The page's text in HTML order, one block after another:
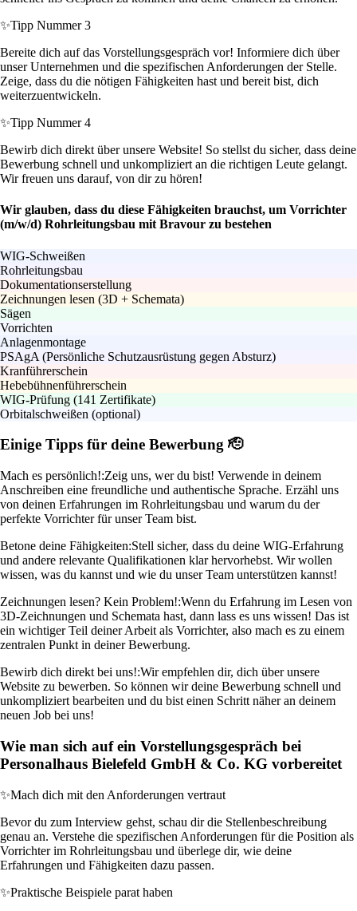
✨Tipp Nummer 3
Bereite dich auf das Vorstellungsgespräch vor! Informiere dich über
unser Unternehmen und die spezifischen Anforderungen der Stelle.
Zeige, dass du die nötigen Fähigkeiten hast und bereit bist, dich
weiterzuentwickeln.
✨Tipp Nummer 4
Bewirb dich direkt über unsere Website! So stellst du sicher, dass deine
Bewerbung schnell und unkompliziert an die richtigen Leute gelangt.
Wir freuen uns darauf, von dir zu hören!
Wir glauben, dass du diese Fähigkeiten brauchst, um Vorrichter
(m/w/d) Rohrleitungsbau mit Bravour zu bestehen
WIG-Schweißen
Rohrleitungsbau
Dokumentationserstellung
Zeichnungen lesen (3D + Schemata)
Sägen
Vorrichten
Anlagenmontage
PSAgA (Persönliche Schutzausrüstung gegen Absturz)
Kranführerschein
Hebebühnenführerschein
WIG-Prüfung (141 Zertifikate)
Orbitalschweißen (optional)
Einige Tipps für deine Bewerbung 🫡
Mach es persönlich!:Zeig uns, wer du bist! Verwende in deinem
Anschreiben eine freundliche und authentische Sprache. Erzähl uns
von deinen Erfahrungen im Rohrleitungsbau und warum du der
perfekte Vorrichter für unser Team bist.
Betone deine Fähigkeiten:Stell sicher, dass du deine WIG-Erfahrung
und andere relevante Qualifikationen klar hervorhebst. Wir wollen
wissen, was du kannst und wie du unser Team unterstützen kannst!
Zeichnungen lesen? Kein Problem!:Wenn du Erfahrung im Lesen von
3D-Zeichnungen und Schemata hast, dann lass es uns wissen! Das ist
ein wichtiger Teil deiner Arbeit als Vorrichter, also mach es zu einem
zentralen Punkt in deiner Bewerbung.
Bewirb dich direkt bei uns!:Wir empfehlen dir, dich über unsere
Website zu bewerben. So können wir deine Bewerbung schnell und
unkompliziert bearbeiten und du bist einen Schritt näher an deinem
neuen Job bei uns!
Wie man sich auf ein Vorstellungsgespräch bei
Personalhaus Bielefeld GmbH & Co. KG vorbereitet
✨Mach dich mit den Anforderungen vertraut
Bevor du zum Interview gehst, schau dir die Stellenbeschreibung
genau an. Verstehe die spezifischen Anforderungen für die Position als
Vorrichter im Rohrleitungsbau und überlege dir, wie deine
Erfahrungen und Fähigkeiten dazu passen.
✨Praktische Beispiele parat haben